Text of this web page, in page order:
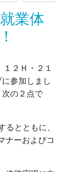
業体
１２Ｈ・２１
参加しまし
の２点で
とともに、
ナーおよびコ